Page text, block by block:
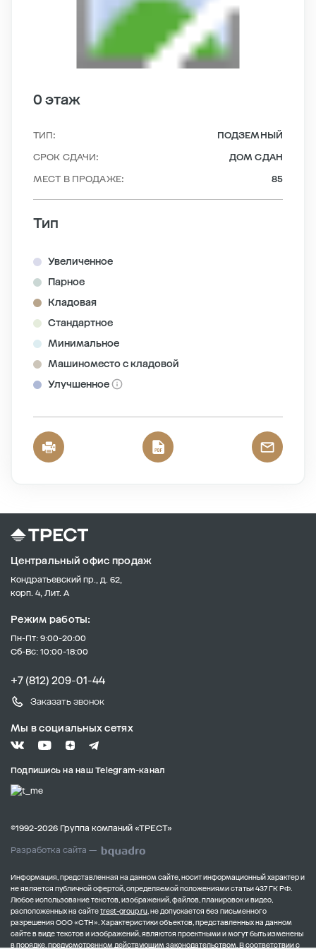
0 этаж
ТИП: ПОДЗЕМНЫЙ
СРОК СДАЧИ: ДОМ СДАН
МЕСТ В ПРОДАЖЕ: 85
Тип
Увеличенное
Парное
Кладовая
Стандартное
Минимальное
Машиноместо с кладовой
Улучшенное
Центральный офис продаж
Кондратьевский пр., д. 62,
корп. 4, Лит. А
Режим работы:
Пн-Пт: 9:00-20:00
Сб-Вс: 10:00-18:00
+7 (812) 209-01-44
Заказать звонок
Мы в социальных сетях
Подпишись на наш Telegram-канал
©1992-2026 Группа компаний «ТРЕСТ»
Разработка сайта —
Информация, представленная на данном сайте, носит информационный характер и
не является публичной офертой, определяемой положениями статьи 437 ГК РФ.
Любое использование текстов, изображений, файлов, планировок и видео,
расположенных на сайтеtrest-group.ru, не допускается без письменного
разрешения ООО «СТН».Характеристики объектов, представленных на данном
сайте в виде текстов и изображений, являются проектными и могут быть изменены
в порядке, предусмотренном действующим законодательством.В соответствии с